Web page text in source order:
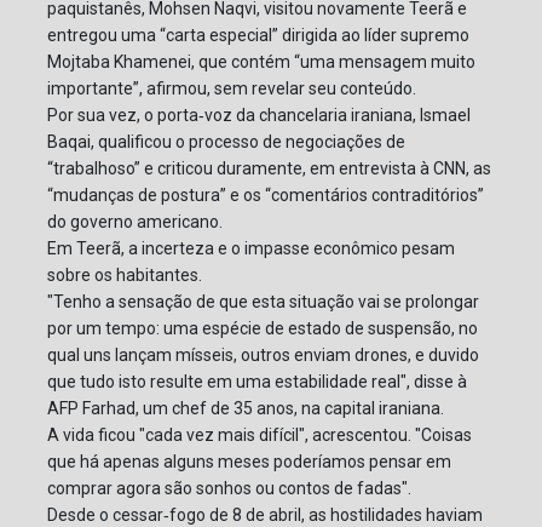
paquistanês, Mohsen Naqvi, visitou novamente Teerã e
entregou uma “carta especial” dirigida ao líder supremo
Mojtaba Khamenei, que contém “uma mensagem muito
importante”, afirmou, sem revelar seu conteúdo.
Por sua vez, o porta‑voz da chancelaria iraniana, Ismael
Baqai, qualificou o processo de negociações de
“trabalhoso” e criticou duramente, em entrevista à CNN, as
“mudanças de postura” e os “comentários contraditórios”
do governo americano.
Em Teerã, a incerteza e o impasse econômico pesam
sobre os habitantes.
"Tenho a sensação de que esta situação vai se prolongar
por um tempo: uma espécie de estado de suspensão, no
qual uns lançam mísseis, outros enviam drones, e duvido
que tudo isto resulte em uma estabilidade real", disse à
AFP Farhad, um chef de 35 anos, na capital iraniana.
A vida ficou "cada vez mais difícil", acrescentou. "Coisas
que há apenas alguns meses poderíamos pensar em
comprar agora são sonhos ou contos de fadas".
Desde o cessar‑fogo de 8 de abril, as hostilidades haviam